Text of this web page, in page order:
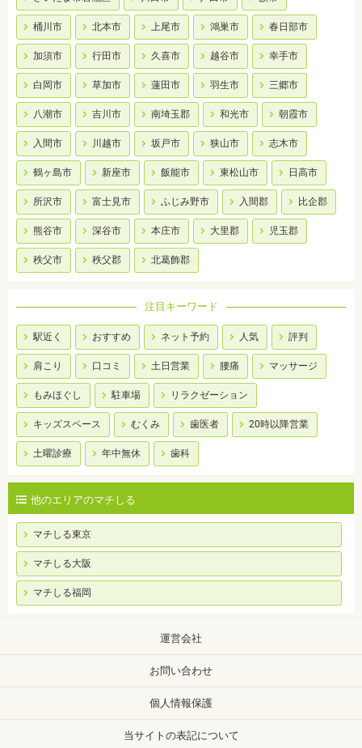
桶川市 北本市 上尾市 鴻巣市 春日部市
加須市 行田市 久喜市 越谷市 幸手市
白岡市 草加市 蓮田市 羽生市 三郷市
八潮市 吉川市 南埼玉郡 和光市 朝霞市
入間市 川越市 坂戸市 狭山市 志木市
鶴ヶ島市 新座市 飯能市 東松山市 日高市
所沢市 富士見市 ふじみ野市 入間郡 比企郡
熊谷市 深谷市 本庄市 大里郡 児玉郡
秩父市 秩父郡 北葛飾郡
注目キーワード
駅近く おすすめ ネット予約 人気 評判
肩こり 口コミ 土日営業 腰痛 マッサージ
もみほぐし 駐車場 リラクゼーション
キッズスペース むくみ 歯医者 20時以降営業
土曜診療 年中無休 歯科
他のエリアのマチしる
マチしる東京
マチしる大阪
マチしる福岡
運営会社
お問い合わせ
個人情報保護
当サイトの表記について